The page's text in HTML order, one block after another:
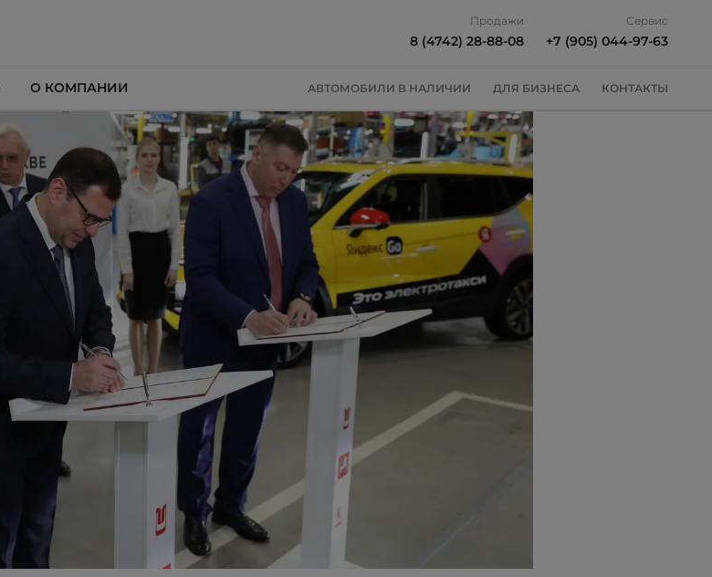
Продажи
8 (4742) 28-88-08
Сервис
+7 (905) 044-97-63
О КОМПАНИИ АВТОМОБИЛИ В НАЛИЧИИ ДЛЯ БИЗНЕСА КОНТАКТЫ